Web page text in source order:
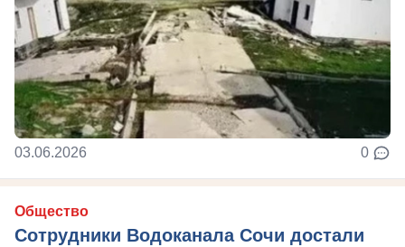
03.06.2026 0
Общество
Сотрудники Водоканала Сочи достали